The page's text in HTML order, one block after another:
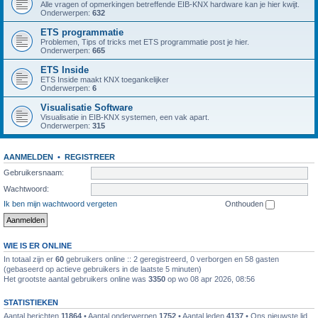
Alle vragen of opmerkingen betreffende EIB-KNX hardware kan je hier kwijt.
Onderwerpen: 632
ETS programmatie
Problemen, Tips of tricks met ETS programmatie post je hier.
Onderwerpen: 665
ETS Inside
ETS Inside maakt KNX toegankelijker
Onderwerpen: 6
Visualisatie Software
Visualisatie in EIB-KNX systemen, een vak apart.
Onderwerpen: 315
AANMELDEN •
REGISTREER
Gebruikersnaam:
Wachtwoord:
Ik ben mijn wachtwoord vergeten
Onthouden
WIE IS ER ONLINE
In totaal zijn er 60 gebruikers online :: 2 geregistreerd, 0 verborgen en 58 gasten
(gebaseerd op actieve gebruikers in de laatste 5 minuten)
Het grootste aantal gebruikers online was 3350 op wo 08 apr 2026, 08:56
STATISTIEKEN
Aantal berichten 11864 • Aantal onderwerpen 1752 • Aantal leden 4137 • Ons nieuwste lid